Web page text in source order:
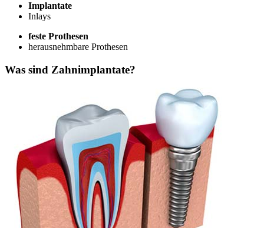
Implantate
Inlays
feste Prothesen
herausnehmbare Prothesen
Was sind Zahnimplantate?